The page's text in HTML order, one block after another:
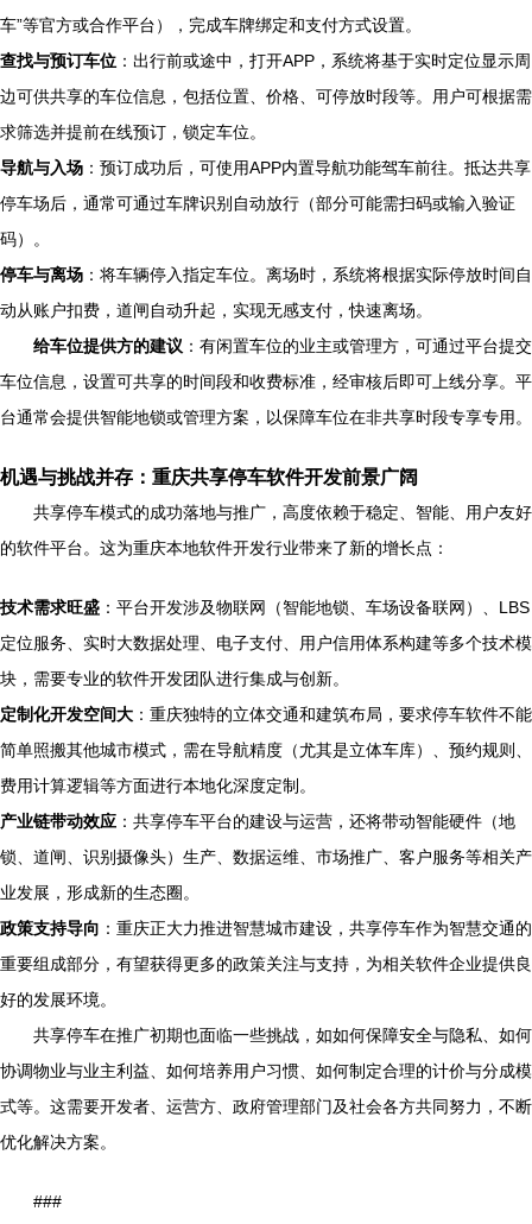
车”等官方或合作平台），完成车牌绑定和支付方式设置。
查找与预订车位 ：出行前或途中，打开APP，系统将基于实时定位显示周
边可供共享的车位信息，包括位置、价格、可停放时段等。用户可根据需
求筛选并提前在线预订，锁定车位。
导航与入场 ：预订成功后，可使用APP内置导航功能驾车前往。抵达共享
停车场后，通常可通过车牌识别自动放行（部分可能需扫码或输入验证
码）。
停车与离场 ：将车辆停入指定车位。离场时，系统将根据实际停放时间自
动从账户扣费，道闸自动升起，实现无感支付，快速离场。
给车位提供方的建议 ：有闲置车位的业主或管理方，可通过平台提交
车位信息，设置可共享的时间段和收费标准，经审核后即可上线分享。平
台通常会提供智能地锁或管理方案，以保障车位在非共享时段专享专用。
机遇与挑战并存：重庆共享停车软件开发前景广阔
共享停车模式的成功落地与推广，高度依赖于稳定、智能、用户友好
的软件平台。这为重庆本地软件开发行业带来了新的增长点：
技术需求旺盛 ：平台开发涉及物联网（智能地锁、车场设备联网）、LBS
定位服务、实时大数据处理、电子支付、用户信用体系构建等多个技术模
块，需要专业的软件开发团队进行集成与创新。
定制化开发空间大 ：重庆独特的立体交通和建筑布局，要求停车软件不能
简单照搬其他城市模式，需在导航精度（尤其是立体车库）、预约规则、
费用计算逻辑等方面进行本地化深度定制。
产业链带动效应 ：共享停车平台的建设与运营，还将带动智能硬件（地
锁、道闸、识别摄像头）生产、数据运维、市场推广、客户服务等相关产
业发展，形成新的生态圈。
政策支持导向 ：重庆正大力推进智慧城市建设，共享停车作为智慧交通的
重要组成部分，有望获得更多的政策关注与支持，为相关软件企业提供良
好的发展环境。
共享停车在推广初期也面临一些挑战，如如何保障安全与隐私、如何
协调物业与业主利益、如何培养用户习惯、如何制定合理的计价与分成模
式等。这需要开发者、运营方、政府管理部门及社会各方共同努力，不断
优化解决方案。
###